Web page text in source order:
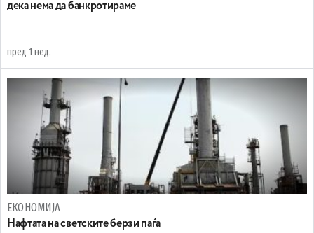
дека нема да банкротираме
пред 1 нед.
ЕКОНОМИЈА
Нафтата на светските берзи паѓа